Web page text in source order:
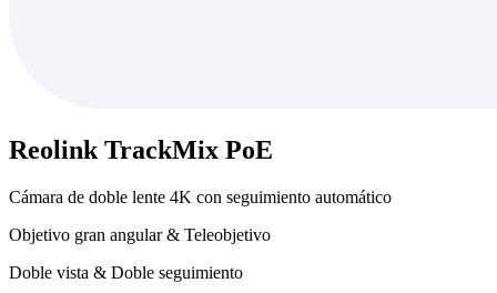
Reolink TrackMix PoE
Cámara de doble lente 4K con seguimiento automático
Objetivo gran angular & Teleobjetivo
Doble vista & Doble seguimiento